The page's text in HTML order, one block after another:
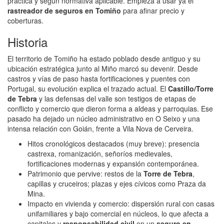
rastreador de seguros en Tomiño para afinar precio y
coberturas.
Historia
El territorio de Tomiño ha estado poblado desde antiguo y su
ubicación estratégica junto al Miño marcó su devenir. Desde
castros y vías de paso hasta fortificaciones y puentes con
Portugal, su evolución explica el trazado actual. El Castillo/Torre
de Tebra y las defensas del valle son testigos de etapas de
conflicto y comercio que dieron forma a aldeas y parroquias. Ese
pasado ha dejado un núcleo administrativo en O Seixo y una
intensa relación con Goián, frente a Vila Nova de Cerveira.
Hitos cronológicos destacados (muy breve): presencia
castrexa, romanización, señoríos medievales,
fortificaciones modernas y expansión contemporánea.
Patrimonio que pervive: restos de la Torre de Tebra,
capillas y cruceiros; plazas y ejes cívicos como Praza da
Mina.
Impacto en vivienda y comercio: dispersión rural con casas
unifamiliares y bajo comercial en núcleos, lo que afecta a